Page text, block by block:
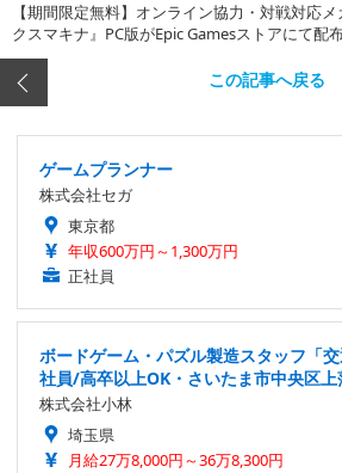
【期間限定無料】オンライン協力・対戦対応
クスマキナ』PC版がEpic Gamesストアにて配
この記事へ戻る
ゲームプランナー
株式会社セガ
東京都
年収600万円～1,300万円
正社員
ボードゲーム・パズル製造スタッフ「
社員/高卒以上OK・さいたま市中央区上
株式会社小林
埼玉県
月給27万8,000円～36万8,300円